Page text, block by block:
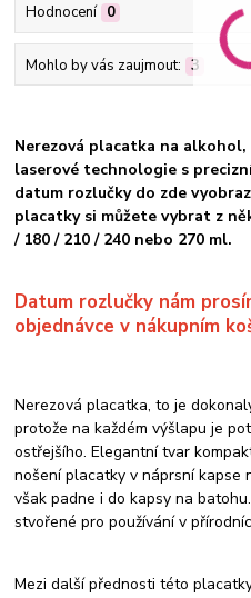
Hodnocení 0
Mohlo by vás zaujmout: 3
Nerezová placatka na
laserové technologie s
datum rozlučky do zde
placatky si můžete vybrat z
/ 180 / 210 / 240 nebo 270 ml.
Datum rozlučky nám
objednávcev nákupním
Nerezová placatka, to je
protože na každém výšlapu je
ostřejšího. Elegantní tvar
nošení placatky v náprsní kapse
však padne i do kapsy na
stvořené pro používání v
Mezi další přednosti této